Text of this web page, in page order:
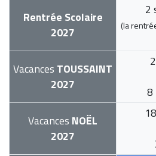
Rentrée Scolaire
2027
2
(la
Vacances TOUSSAINT
2027
8
Vacances NOËL
2027